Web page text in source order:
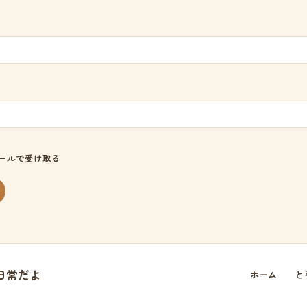
ルで受け取る
常だよ ホーム